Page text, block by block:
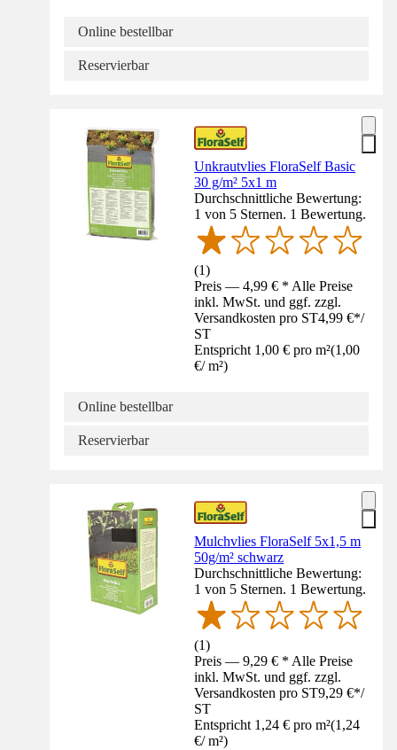
Online bestellbar
Reservierbar
Unkrautvlies FloraSelf Basic
30 g/m² 5x1 m
Durchschnittliche Bewertung:
1 von 5 Sternen. 1 Bewertung.
(1)
Preis — 4,99 € * Alle Preise
inkl. MwSt. und ggf. zzgl.
Versandkosten pro ST4,99 €*/
ST
Entspricht 1,00 € pro m²(1,00
€/ m²)
Online bestellbar
Reservierbar
Mulchvlies FloraSelf 5x1,5 m
50g/m² schwarz
Durchschnittliche Bewertung:
1 von 5 Sternen. 1 Bewertung.
(1)
Preis — 9,29 € * Alle Preise
inkl. MwSt. und ggf. zzgl.
Versandkosten pro ST9,29 €*/
ST
Entspricht 1,24 € pro m²(1,24
€/ m²)